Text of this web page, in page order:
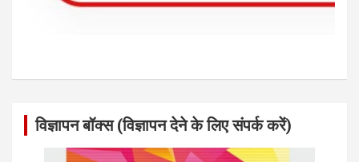
विज्ञापन बॉक्स (विज्ञापन देने के लिए संपर्क करें)